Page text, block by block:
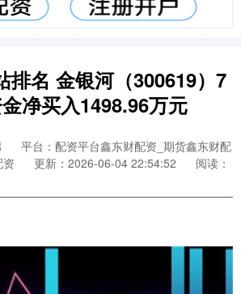
排名 金银河（300619）7
净买入1498.96万元
平台：配资平台鑫东财配资_期货鑫东财配
更新：2026-06-04 22:54:52
阅读：